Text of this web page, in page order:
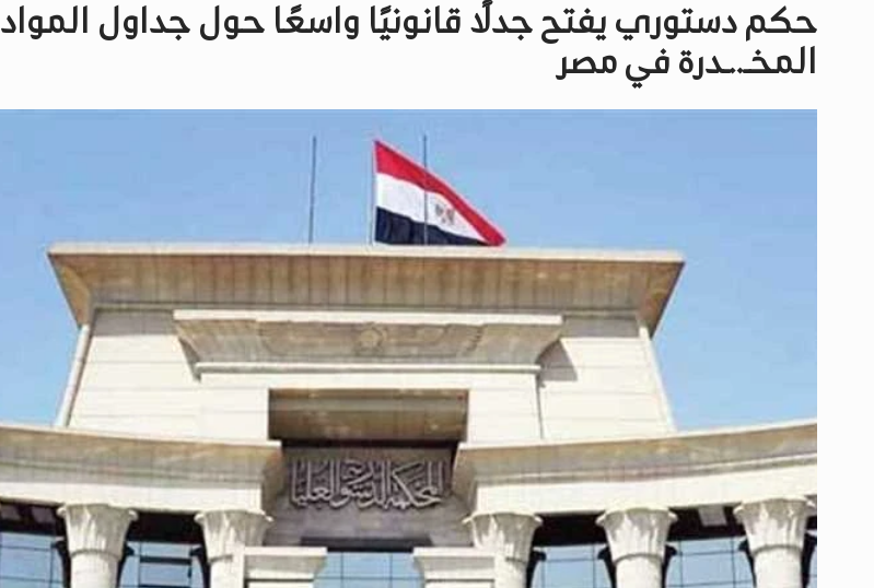
حكم دستوري يفتح جدلًا قانونيًا واسعًا حول جداول المواد
المخـ..ـدرة في مصر